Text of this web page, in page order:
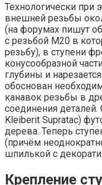
Технологически при
внешней резьбы
(на форумах пишут
с резьбой М20 в
резьбу), в ступени
конусообразной
глубины и
обоснован
канавок резьбы в
соединения
Kleiberit Supratac)
дерева. Теперь
(причём
шпилькой с
Крепление